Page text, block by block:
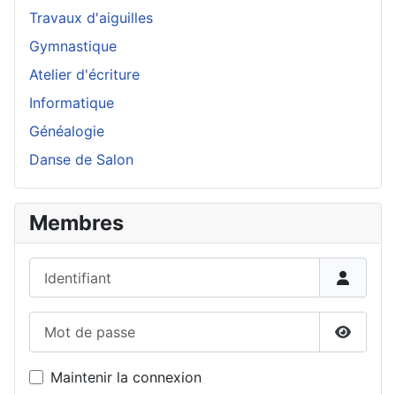
Travaux d'aiguilles
Gymnastique
Atelier d'écriture
Informatique
Généalogie
Danse de Salon
Membres
Maintenir la connexion